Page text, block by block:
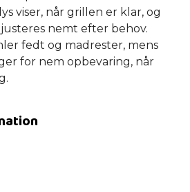
viser, når grillen er klar, og
nemt efter behov.
fedt og madrester, mens
for nem opbevaring, når